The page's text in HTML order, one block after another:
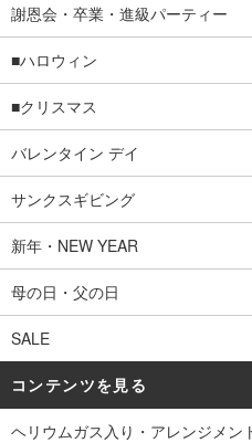
謝恩会・卒業・進級パーティー
■ハロウィン
■クリスマス
バレンタイン デイ
サンクスギビング
新年・NEW YEAR
母の日・父の日
SALE
コンテンツを見る
ヘリウムガス入り・アレンジメン